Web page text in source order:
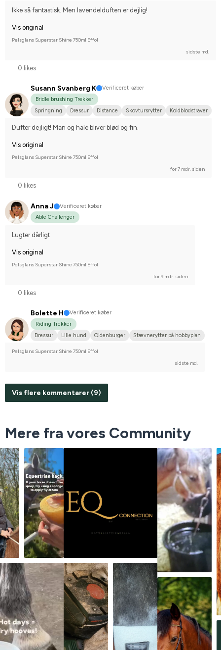
Ikke så fantastisk. Men lavendelduften er dejlig!
Vis original
Pelsglans Superstar Shine 750ml Effol
sidste md.
0 likes
Susann Svanberg K
Verificeret køber
Bridle brushing Trekker
Springning
Dressur Distance Skovtursrytter Koldblodstraver
Dufter dejligt! Man og hale bliver blød og fin.
Vis original
Pelsglans Superstar Shine 750ml Effol
for 7 mdr. siden
0 likes
Anna J
Verificeret køber
Able Challenger
Lugter dårligt
Vis original
Pelsglans Superstar Shine 750ml Effol
for 9 mdr. siden
0 likes
Bolette H
Verificeret køber
Riding Trekker
Dressur
Lille hund Oldenburger Stævnerytter på hobbyplan
Pelsglans Superstar Shine 750ml Effol
sidste md.
Vis flere kommentarer (9)
Mere fra vores Community